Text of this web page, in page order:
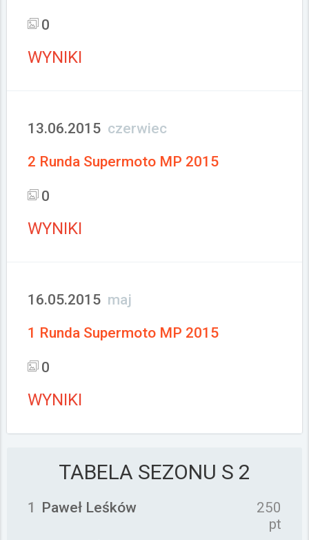
0
WYNIKI
13.06.2015 czerwiec
2 Runda Supermoto MP 2015
0
WYNIKI
16.05.2015 maj
1 Runda Supermoto MP 2015
0
WYNIKI
TABELA SEZONU S 2
1 Paweł Leśków
250
pt